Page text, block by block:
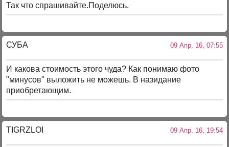
Так что спрашивайте.Поделюсь.
СУБА 09 Апр. 16, 07:55
И какова стоимость этого чуда? Как понимаю фото
"минусов" выложить не можешь. В назидание
приобретающим.
TIGRZLOI 09 Апр. 16, 19:54